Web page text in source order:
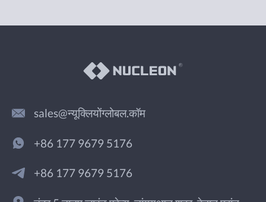
sales@न्यूक्लियोंग्लोबल.कॉम
+86 177 9679 5176
+86 177 9679 5176